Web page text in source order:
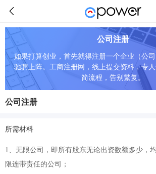
公司注册
如果打算创业，首先就得注册一个企业（公
驰骋上阵。工商注册网，线上提交资料，专
简流程，告别繁复。
公司注册
所需材料
1、无限公司，即所有股东无论出资数额多少，
限连带责任的公司；